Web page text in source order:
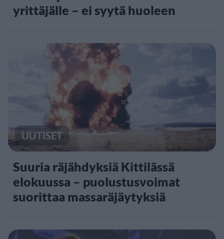
yrittäjälle – ei syytä huoleen
UUTISET
Suuria räjähdyksiä Kittilässä
elokuussa – puolustusvoimat
suorittaa massaräjäytyksiä